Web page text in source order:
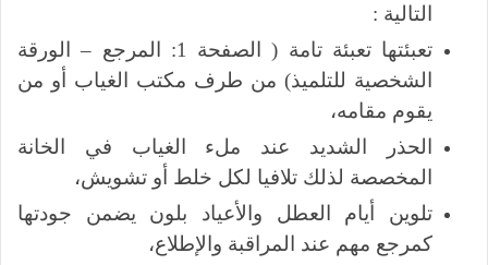
التالية :
تعبئتها تعبئة تامة ( الصفحة 1: المرجع – الورقة
الشخصية للتلميذ) من طرف مكتب الغياب أو من
يقوم مقامه،
الحذر الشديد عند ملء الغياب في الخانة
المخصصة لذلك تلافيا لكل خلط أو تشويش،
تلوين أيام العطل والأعياد بلون يضمن جودتها
كمرجع مهم عند المراقبة والإطلاع،